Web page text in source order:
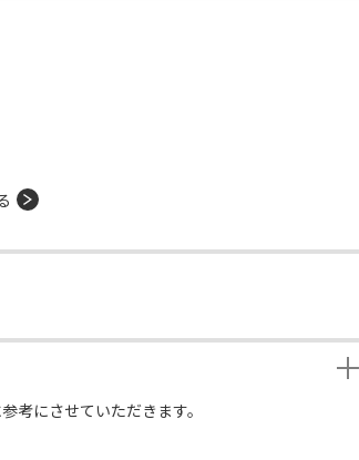
考にさせていただきます。